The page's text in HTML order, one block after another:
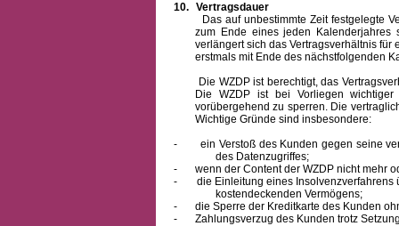
10. Vertragsdauer
Das auf unbestimmte Zeit festgelegte
zum Ende eines jeden Kalenderjahres
verlängert sich das Vertragsverhältnis
erstmals mit Ende des nächstfolgenden
Die WZDP ist berechtigt, das
Die WZDP ist bei Vorliegen
vorübergehend zu sperren. Die
Wichtige Gründe sind insbesondere:
-
ein Verstoß des Kunden gegen seine
des Datenzugriffes;
-
wenn der Content der WZDP nicht mehr
-
die Einleitung eines
kostendeckenden Vermögens;
-
die Sperre der Kreditkarte des Kunden
-
Zahlungsverzug des Kunden trotz